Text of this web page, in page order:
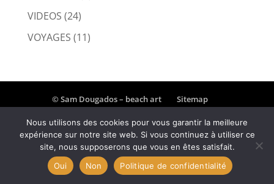
VIDEOS (24)
VOYAGES (11)
© Sam Dougados – beach art
Sitemap
Contact
Powered by Cotebasque.net
Nous utilisons des cookies pour vous garantir la meilleure
expérience sur notre site web. Si vous continuez à utiliser ce
site, nous supposerons que vous en êtes satisfait.
Oui
Non Politique de confidentialité